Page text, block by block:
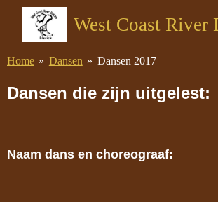
de
West Coast River
Home » Dansen » Dansen 2017
Dansen die zijn uitgelest:
Naam dans en choreograaf: